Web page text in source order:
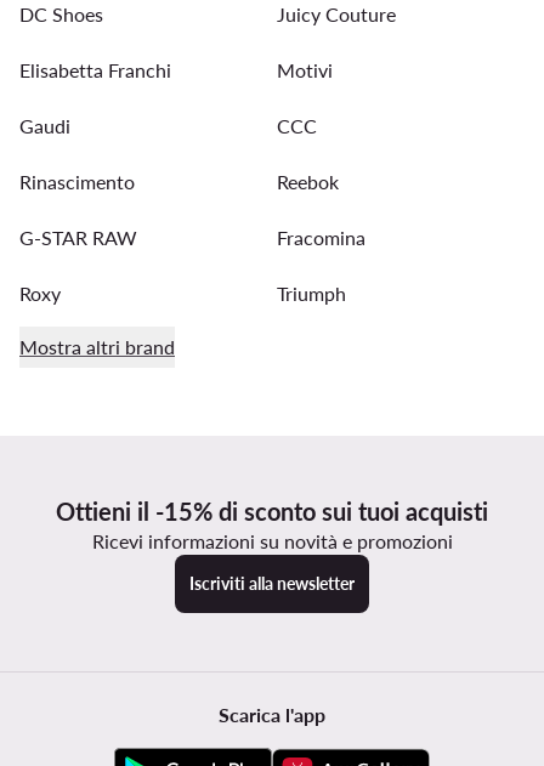
DC Shoes Juicy Couture
Elisabetta Franchi Motivi
Gaudi CCC
Rinascimento Reebok
G-STAR RAW Fracomina
Roxy Triumph
Mostra altri brand
Ottieni il -15% di sconto sui tuoi acquisti
Ricevi informazioni su novità e promozioni
Iscriviti alla newsletter
Scarica l'app